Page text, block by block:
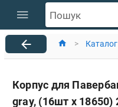
Пошук
> Каталог
Корпус для
gray, (16шт x 18650)